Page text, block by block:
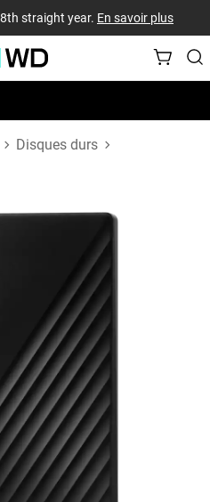
straight year. En savoir plus
Disques durs